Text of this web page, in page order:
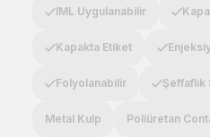
IML Uygulanabilir
Kapakta Etiket
Folyolanabilir
Metal Kulp Poliüretan